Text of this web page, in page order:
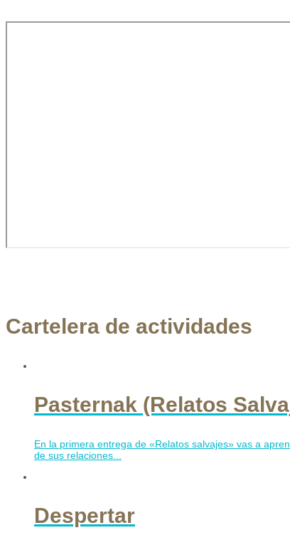
Cartelera de actividades
Pasternak (Relatos
En la primera entrega de «Relatos salvajes» vas a
de sus relaciones...
Despertar